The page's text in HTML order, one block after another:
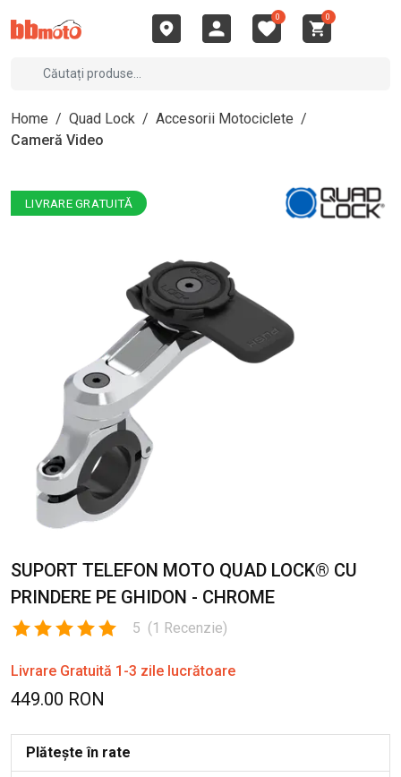
0 0
Home / Quad Lock / Accesorii Motociclete /
Cameră Video
LIVRARE GRATUITĂ
SUPORT TELEFON MOTO QUAD LOCK® CU
PRINDERE PE GHIDON - CHROME
5 (1 Recenzie)
Livrare Gratuită 1-3 zile lucrătoare
449.00 RON
Plătește în rate